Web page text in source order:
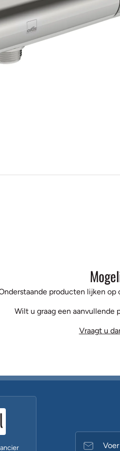
producten lijken
Wilt u graag een
Vraagt u